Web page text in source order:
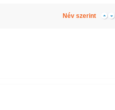
Név szerint